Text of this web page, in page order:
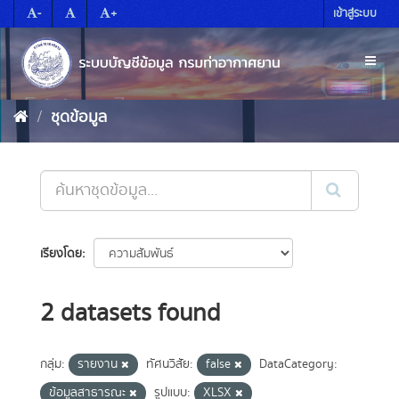
to
content
- + เข้าสู่ระบบ
ชุดข้อมูล
เรียงโดย
2 datasets found
กลุ่ม: รายงาน ทัศนวิสัย: false
DataCategory:
ข้อมูลสาธารณะ
รูปแบบ: XLSX